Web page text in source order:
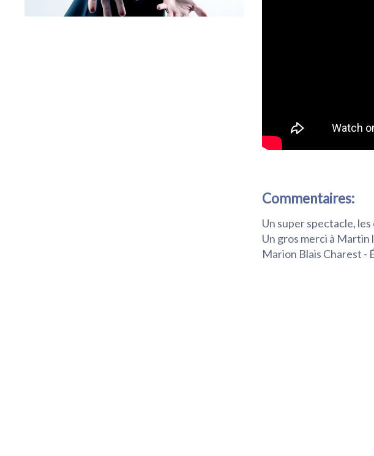
Commentaires:
Un super spectacle,
Un gros merci à
Marion Blais Charest -